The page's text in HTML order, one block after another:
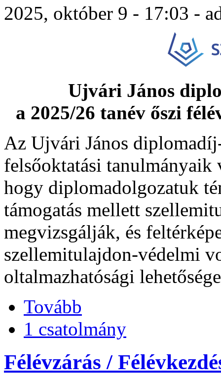
2025, október 9 - 17:03 -
Ujvári János
a 2025/26 tanév őszi
Az Ujvári János
felsőoktatási tanulmányaik
hogy diplomadolgozatuk
támogatás mellett
megvizsgálják, és
szellemitulajdon-védelmi
oltalmazhatósági
Tovább
1 csatolmány
Félévzárás /